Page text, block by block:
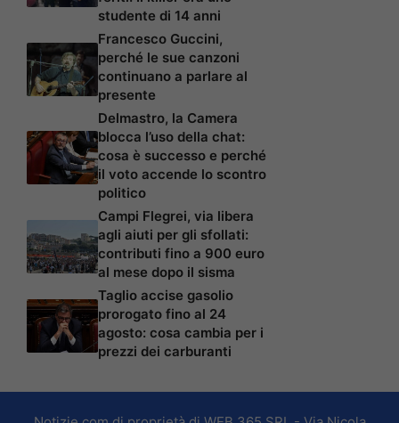
studente di 14 anni
Francesco Guccini,
perché le sue canzoni
continuano a parlare al
presente
Delmastro, la Camera
blocca l’uso della chat:
cosa è successo e perché
il voto accende lo scontro
politico
Campi Flegrei, via libera
agli aiuti per gli sfollati:
contributi fino a 900 euro
al mese dopo il sisma
Taglio accise gasolio
prorogato fino al 24
agosto: cosa cambia per i
prezzi dei carburanti